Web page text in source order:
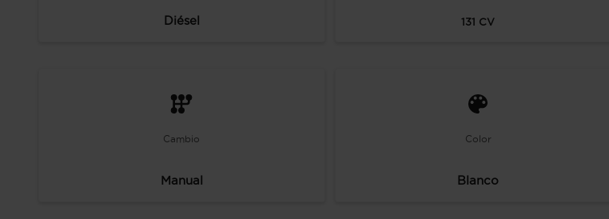
Diésel 131 CV
Cambio
Manual
Color
Blanco